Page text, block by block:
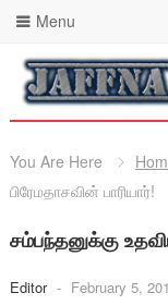
Menu
You Are Here
பிரேமதாசவின் பாரியார்!
சம்பந்தனுக்கு
Editor - February 5,